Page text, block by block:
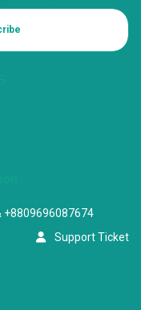
+8809696087674
Support Ticket